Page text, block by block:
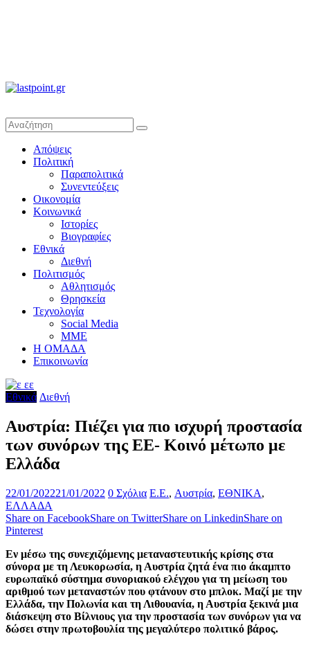
άποψη
μέχρι
Απόψεις
Πολιτική
Παραπολιτικά
Συνεντεύξεις
Οικονομία
Κοινωνικά
Ιστορίες
Βιογραφίες
Εθνικά
Διεθνή
Πολιτισμός
Αθλητισμός
Θρησκεία
Τεχνολογία
Social Media
ΜΜΕ
Η ΟΜΑΔΑ
Επικοινωνία
Εθνικά Διεθνή
Αυστρία: Πιέζει για πιο ισχυρή προστασία
των συνόρων της ΕΕ- Κοινό μέτωπο με
Ελλάδα
22/01/202221/01/2022 0 Σχόλια E.E., Αυστρία, ΕΘΝΙΚΑ,
ΕΛΛΑΔΑ
Share on FacebookShare on TwitterShare on LinkedinShare on
Pinterest
Εν μέσω της συνεχιζόμενης μεταναστευτικής κρίσης στα
σύνορα με τη Λευκορωσία, η Αυστρία ζητά ένα πιο άκαμπτο
ευρωπαϊκό σύστημα συνοριακού ελέγχου για τη μείωση του
αριθμού των μεταναστών που φτάνουν στο μπλοκ. Μαζί με την
Ελλάδα, την Πολωνία και τη Λιθουανία, η Αυστρία ξεκινά μια
διάσκεψη στο Βίλνιους για την προστασία των συνόρων για να
δώσει στην πρωτοβουλία της μεγαλύτερο πολιτικό βάρος.